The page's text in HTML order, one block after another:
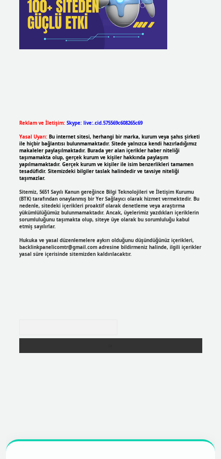
Reklam ve İletişim: Skype: live:.cid.575569c608265c69
Yasal Uyarı: Bu internet sitesi, herhangi bir marka, kurum veya şahıs şirketi
ile hiçbir bağlantısı bulunmamaktadır. Sitede yalnızca kendi hazırladığımız
makaleler paylaşılmaktadır. Burada yer alan içerikler haber niteliği
taşımamakta olup, gerçek kurum ve kişiler hakkında paylaşım
yapılmamaktadır. Gerçek kurum ve kişiler ile isim benzerlikleri tamamen
tesadüfidir. Sitemizdeki bilgiler taslak halindedir ve tavsiye niteliği
taşımazlar.
Sitemiz, 5651 Sayılı Kanun gereğince Bilgi Teknolojileri ve İletişim Kurumu
(BTK) tarafından onaylanmış bir Yer Sağlayıcı olarak hizmet vermektedir. Bu
nedenle, sitedeki içerikleri proaktif olarak denetleme veya araştırma
yükümlülüğümüz bulunmamaktadır. Ancak, üyelerimiz yazdıkları içeriklerin
sorumluluğunu taşımakta olup, siteye üye olarak bu sorumluluğu kabul
etmiş sayılırlar.
Hukuka ve yasal düzenlemelere aykırı olduğunu düşündüğünüz içerikleri,
backlinkpanelicomtr@gmail.comadresine bildirmeniz halinde, ilgili içerikler
yasal süre içerisinde sitemizden kaldırılacaktır.